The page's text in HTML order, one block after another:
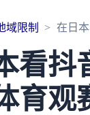
域限制 在日
看抖
育观